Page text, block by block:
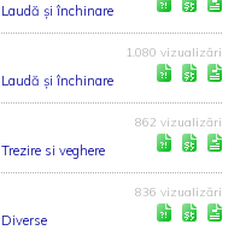
Laudă și închinare
Laudă și închinare
1.080 vizualizări
Trezire si veghere
862 vizualizări
Diverse
836 vizualizări